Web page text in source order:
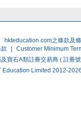
hkteducation.com之條款及
Customer Minimum
寶石A類註冊交易商 ( 註冊
Education Limited 2012-